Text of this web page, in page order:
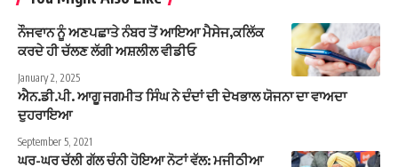
ਨੌਜਵਾਨ ਨੂੰ ਅਣਪਛਾਤੇ ਨੰਬਰ ਤੋਂ ਆਇਆ ਮੈਸੇਜ,ਕਲਿੱਕ
ਕਰਦੇ ਹੀ ਚੱਲਣ ਲੱਗੀ ਅਸ਼ਲੀਲ ਵੀਡੀਓ
January 2, 2025
ਐਨ.ਡੀ.ਪੀ. ਆਗੂ ਜਗਮੀਤ ਸਿੰਘ ਨੇ ਦੰਦਾਂ ਦੀ ਦੇਖਭਾਲ ਯੋਜਨਾ ਦਾ ਵਾਅਦਾ
ਦੁਹਰਾਇਆ
September 5, 2021
ਘਰ-ਘਰ ਚੱਲੀ ਗੱਲ ਚੰਨੀ ਹੋਇਆ ਨੋਟਾਂ ਵੱਲ: ਮਜੀਠੀਆ